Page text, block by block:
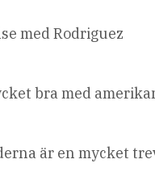
med Rodriguez
bra med
är en mycket